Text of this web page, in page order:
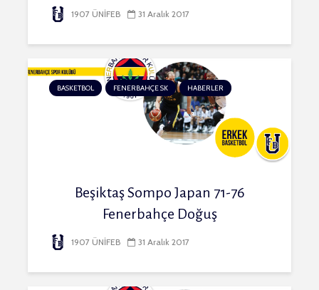
1907 ÜNİFEB 31 Aralık 2017
BASKETBOL FENERBAHÇE SK HABERLER
Beşiktaş Sompo Japan 71-76
Fenerbahçe Doğuş
1907 ÜNİFEB 31 Aralık 2017